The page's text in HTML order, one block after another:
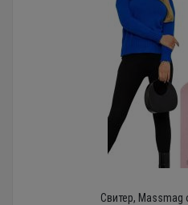
Свитер,